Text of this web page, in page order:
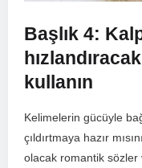
Başlık 4:
kullanın
Kelimelerin gücüyle‌
çıldırtmaya hazır
olacak romantik